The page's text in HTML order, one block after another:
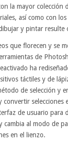
la mayor colección
así como con
y pintar resulte
que florecen y se
de
ha
táctiles y de
de selección y
convertir selecciones
de usuario para
cambia al modo de
en el lienzo.